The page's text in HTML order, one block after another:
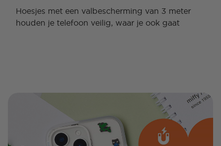
Hoesjes met een valbescherming van 3 meter
houden je telefoon veilig, waar je ook gaat